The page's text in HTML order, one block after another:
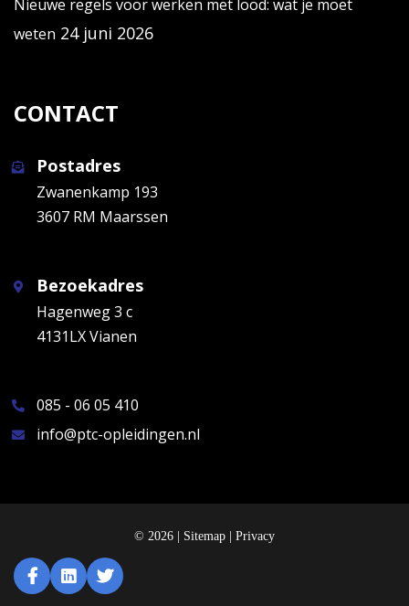
Nieuwe regels voor werken met lood: wat je moet
weten 24 juni 2026
CONTACT
Postadres
Zwanenkamp 193
3607 RM Maarssen
Bezoekadres
Hagenweg 3 c
4131LX Vianen
085 - 06 05 410
info@ptc-opleidingen.nl
© 2026 | Sitemap | Privacy